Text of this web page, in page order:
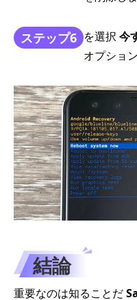
ステップ6 を選択 今
オプション
結論
重要なのは知ることだ